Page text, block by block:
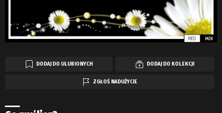
DODAJ DO ULUBIONYCH DODAJ DO KOLEKCJI
ZGŁOŚ NADUŻYCIE